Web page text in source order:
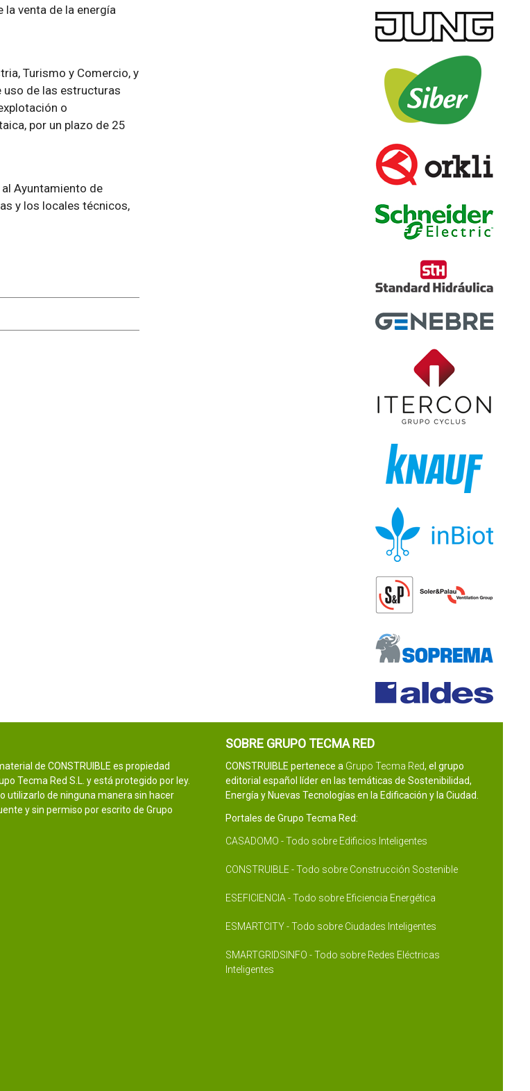
venta de la energía
Turismo y Comercio, y
uso de las estructuras
o
por un plazo de 25
Ayuntamiento de
y los locales técnicos,
de CONSTRUIBLE es propiedad
Tecma Red S.L. y está protegido por ley.
utilizarlo de ninguna manera sin hacer
y sin permiso por escrito de Grupo
SOBRE GRUPO TECMA RED
CONSTRUIBLE pertenece a Grupo Tecma Red, el grupo
editorial español líder en las temáticas de Sostenibilidad,
Energía y Nuevas Tecnologías en la Edificación y la Ciudad.
Portales de Grupo Tecma Red:
CASADOMO - Todo sobre Edificios Inteligentes
CONSTRUIBLE - Todo sobre Construcción Sostenible
ESEFICIENCIA - Todo sobre Eficiencia Energética
ESMARTCITY - Todo sobre Ciudades Inteligentes
SMARTGRIDSINFO - Todo sobre Redes Eléctricas
Inteligentes